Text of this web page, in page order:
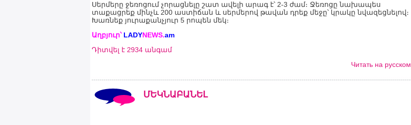
Սերմերը ջեռոցում չորացնելը շատ ավելի արագ է՝ 2-3 ժամ։ Ջեռոցը նախապես
տաքացրեք մինչև 200 աստիճան և սերմերով թավան դրեք մեջը՝ կրակը նվազեցնելով։
Խառնեք յուրաքանչյուր 5 րոպեն մեկ։
Աղբյուր՝ LADYNEWS.am
Դիտվել է 2934 անգամ
Читать на русском
ՄԵԿՆԱԲԱՆԵԼ